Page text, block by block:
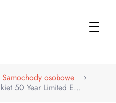
Samochody osobowe
50 Year Limited E…